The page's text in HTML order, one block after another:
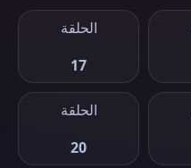
الحلقة
17
الحلقة
20